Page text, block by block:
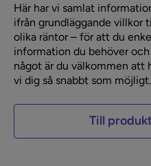
Här har vi samlat
ifrån grundläggande villkor
olika räntor – för att du
information du behöver
något är du välkommen att
vi dig så snabbt som möjligt.
Till